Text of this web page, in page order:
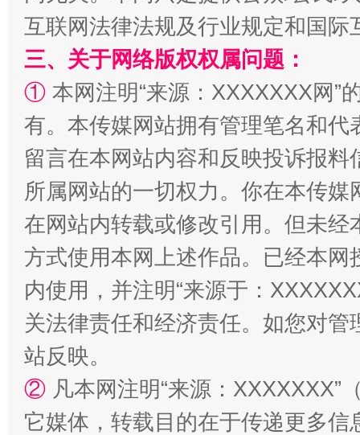
扯下公款旅游的“隐身衣” 如何以
“蜀中异人”王建安的艺术幻境
互联网法律法规及行业规定和国
三、关于网络版权权属问题：
① 本网注明“来源：XXXXXXX网”
有。本传媒网站拥有管理笔名和
留言在本网站内容和反映投诉报
所属网站的一切权力。你在本传
在网站内转载或修改引用。但未
方式使用本网上述作品。已经本
内使用，并注明“来源于：
关法律责任和经济责任。如您对
站反映。
② 凡本网注明“来源：
它媒体，转载目的在于传递更多